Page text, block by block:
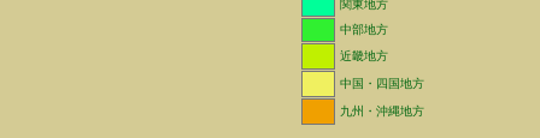
関東地方
中部地方
近畿地方
中国・四国地方
九州・沖縄地方